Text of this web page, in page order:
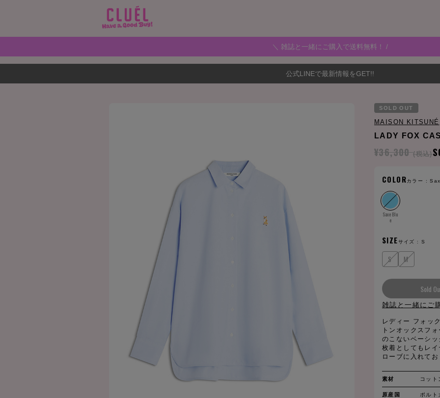
＼ 雑誌と一緒にご購入で送料無料！ /
公式LINEで最新情報をGET!!
SOLD OUT
MAISON KITSUNÉ
LADY FOX
¥36,300 (税込)
COLORカラー :
Saxe Blu
e
SIZEサイズ :S
S M
Sold
雑誌と一緒にご
レディー フォッ
トンオックスフ
のこないベーシ
枚着としてもレ
ローブに入れてお
素材 コット
原産国 ポルト